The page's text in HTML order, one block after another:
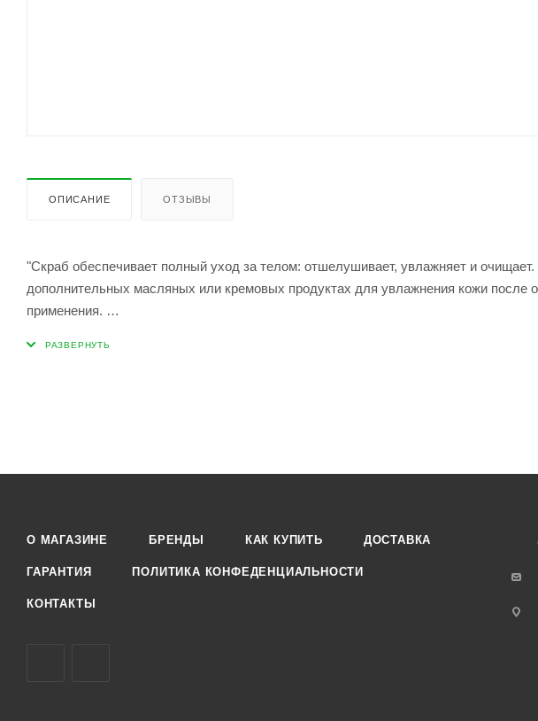
ОПИСАНИЕ ОТЗЫВЫ
"Скраб обеспечивает полный уход за телом: отшелушивает, увлажняет и
дополнительных масляных или кремовых продуктах для увлажнения кожи после
применения.
О МАГАЗИНЕ БРЕНДЫ КАК КУПИТЬ ДОСТАВКА
ГАРАНТИЯ ПОЛИТИКА КОНФЕДЕНЦИАЛЬНОСТИ
КОНТАКТЫ